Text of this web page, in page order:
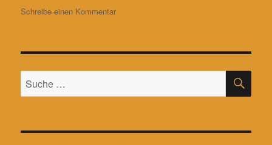
bots
pp
Schreibe einen Kommentarzu
der
Digital
Suche
nach: